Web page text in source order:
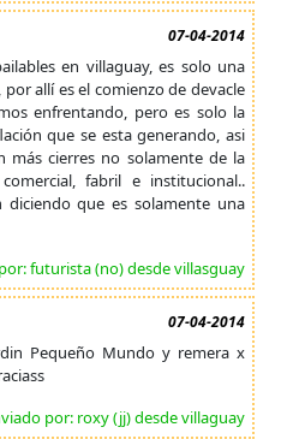
07-04-2014
en villaguay, es solo una
allí es el comienzo de devacle
enfrentando, pero es solo la
que se esta generando, asi
más cierres no solamente de la
fabril e institucional..
diciendo que es solamente una
futurista (no) desde villasguay
07-04-2014
Pequeño Mundo y remera x
por: roxy (jj) desde villaguay